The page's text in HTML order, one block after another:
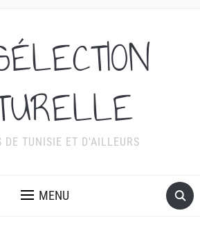
DE TUNISIE ET D'AILLEURS
MENU